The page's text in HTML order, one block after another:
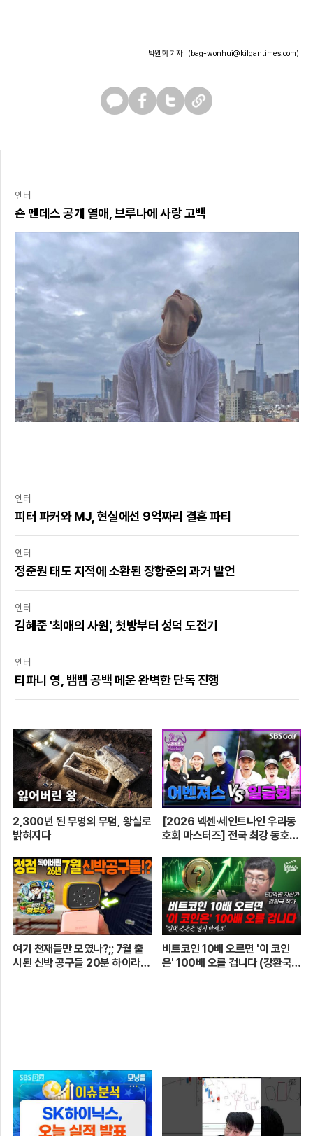
박원희 기자 (bag-wonhui@kilgantimes.com)
엔터
숀 멘데스 공개 열애, 브루나에 사랑 고백
엔터
피터 파커와 MJ, 현실에선 9억짜리 결혼 파티
엔터
정준원 태도 지적에 소환된 장항준의 과거 발언
엔터
김혜준 '최애의 사원', 첫방부터 성덕 도전기
엔터
티파니 영, 뱀뱀 공백 메운 완벽한 단독 진행
2,300년 된 무명의 무덤, 왕실로
밝혀지다
[2026 넥센·세인트나인 우리동
호회 마스터즈] 전국 최강 동호회
움 어벤져스 vs 일금회 | 16강 1
경기
여기 천재들만 모였나?;; 7월 출
시된 신박 공구들 20분 하이라이
비트코인 10배 오르면 '이 코인
은' 100배 오를 겁니다 (강환국